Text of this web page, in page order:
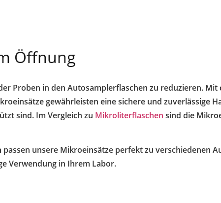
Öffnung
Proben in den Autosamplerflaschen zu reduzieren.
gewährleisten eine sichere und zuverlässige
sind. Im Vergleich zu Mikroliterflaschen sind die
unsere Mikroeinsätze perfekt zu verschiedenen
Verwendung in Ihrem Labor.